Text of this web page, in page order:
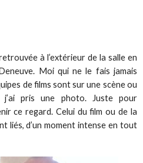
à l’extérieur de la salle en
Moi qui ne le fais jamais
de films sont sur une scène ou
j’ai pris une photo. Juste pour
ce regard. Celui du film ou de la
liés, d’un moment intense en tout